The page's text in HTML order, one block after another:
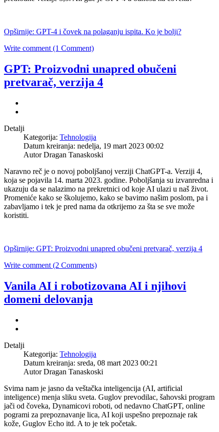
Opširnije: GPT-4 i čovek na polaganju ispita. Ko je bolji?
Write comment (1 Comment)
GPT: Proizvodni unapred obučeni
pretvarač, verzija 4
Detalji
Kategorija: Tehnologija
Datum kreiranja: nedelja, 19 mart 2023 00:02
Autor Dragan Tanaskoski
Naravno reč je o novoj poboljšanoj verziji ChatGPT-a. Verziji 4,
koja se pojavila 14. marta 2023. godine. Poboljšanja su izvanredna i
ukazuju da se nalazimo na prekretnici od koje AI ulazi u naš život.
Promeniće kako se školujemo, kako se bavimo našim poslom, pa i
zabavljamo i tek je pred nama da otkrijemo za šta se sve može
koristiti.
Opširnije: GPT: Proizvodni unapred obučeni pretvarač, verzija 4
Write comment (2 Comments)
Vanila AI i robotizovana AI i njihovi
domeni delovanja
Detalji
Kategorija: Tehnologija
Datum kreiranja: sreda, 08 mart 2023 00:21
Autor Dragan Tanaskoski
Svima nam je jasno da veštačka inteligencija (AI, artificial
inteligence) menja sliku sveta. Guglov prevodilac, šahovski program
jači od čoveka, Dynamicovi roboti, od nedavno ChatGPT, online
pogrami za prepoznavanje lica, AI koji uspešno prepoznaje rak
kože, Guglov Echo itd. A to je tek početak.